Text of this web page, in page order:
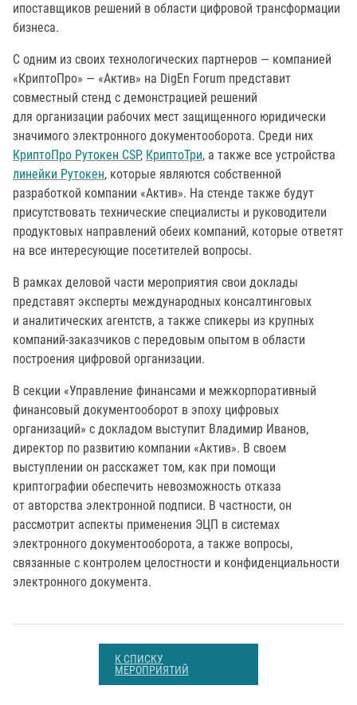
ипоставщиков решений в области цифровой трансформации
бизнеса.
С одним из своих технологических партнеров — компанией
«КриптоПро» — «Актив» на DigEn Forum представит
совместный стенд с демонстрацией решений
для организации рабочих мест защищенного юридически
значимого электронного документооборота. Среди них
КриптоПро Рутокен CSP, КриптоТри, а также все устройства
линейки Рутокен, которые являются собственной
разработкой компании «Актив». На стенде также будут
присутствовать технические специалисты и руководители
продуктовых направлений обеих компаний, которые ответят
на все интересующие посетителей вопросы.
В рамках деловой части мероприятия свои доклады
представят эксперты международных консалтинговых
и аналитических агентств, а также спикеры из крупных
компаний-заказчиков с передовым опытом в области
построения цифровой организации.
В секции «Управление финансами и межкорпоративный
финансовый документооборот в эпоху цифровых
организаций» с докладом выступит Владимир Иванов,
директор по развитию компании «Актив». В своем
выступлении он расскажет том, как при помощи
криптографии обеспечить невозможность отказа
от авторства электронной подписи. В частности, он
рассмотрит аспекты применения ЭЦП в системах
электронного документооборота, а также вопросы,
связанные с контролем целостности и конфиденциальности
электронного документа.
К СПИСКУ
МЕРОПРИЯТИЙ